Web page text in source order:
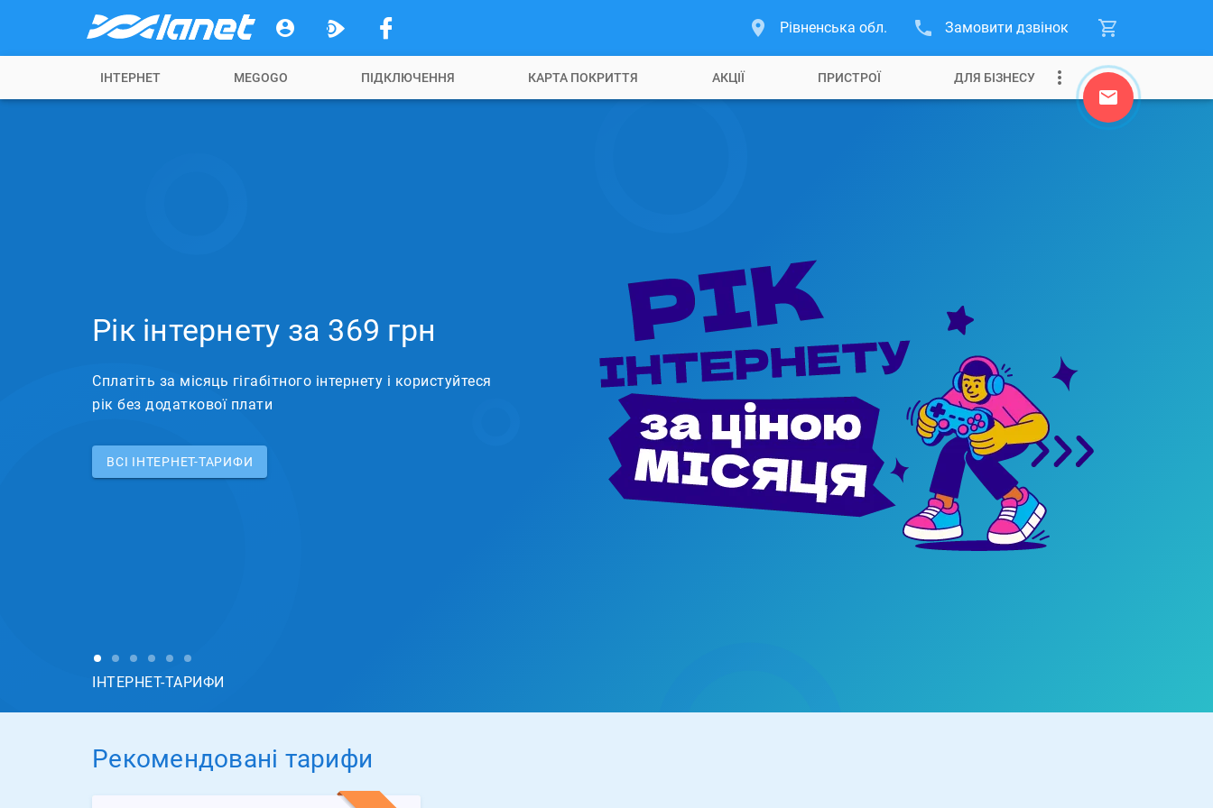
Рівненська обл. Замовити дзвінок
ІНТЕРНЕТ MEGOGO ПІДКЛЮЧЕННЯ КАРТА ПОКРИТТЯ АКЦІЇ ПРИСТРОЇ ДЛЯ БІЗНЕСУ
Рік інтернету за 369 грн
Сплатіть за місяць гігабітного інтернету і користуйтеся
рік без додаткової плати
ВСI ІНТЕРНЕТ-ТАРИФИ
ІНТЕРНЕТ-ТАРИФИ
Рекомендовані тарифи